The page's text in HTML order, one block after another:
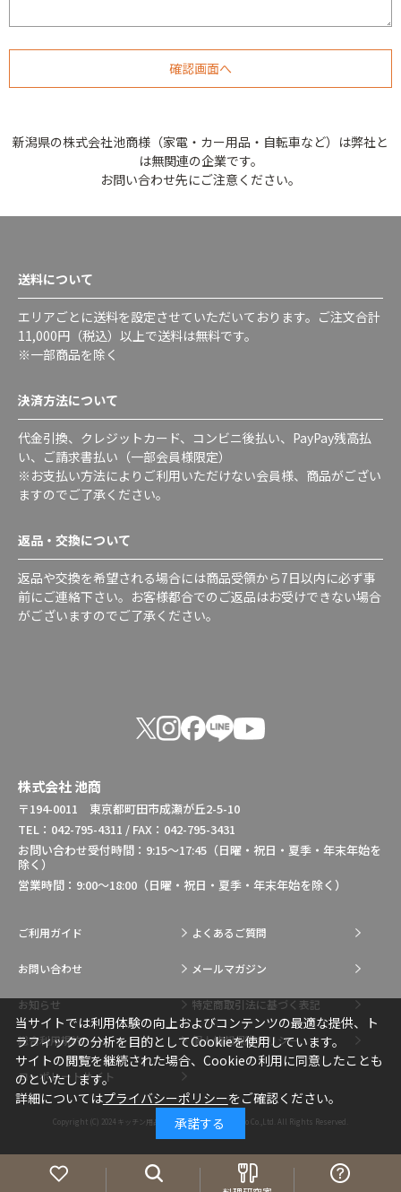
新潟県の株式会社池商様（家電・カー用品・自転車など）は弊社と
は無関連の企業です。
お問い合わせ先にご注意ください。
送料について
エリアごとに送料を設定させていただいております。ご注文合計
11,000円（税込）以上で送料は無料です。
※一部商品を除く
決済方法について
代金引換、クレジットカード、コンビニ後払い、PayPay残高払
い、ご請求書払い（一部会員様限定）
※お支払い方法によりご利用いただけない会員様、商品がござい
ますのでご了承ください。
返品・交換について
返品や交換を希望される場合には商品受領から7日以内に必ず事
前にご連絡下さい。お客様都合でのご返品はお受けできない場合
がございますのでご了承ください。
株式会社 池商
〒194-0011 東京都町田市成瀬が丘2-5-10
TEL：042-795-4311 / FAX：042-795-3431
お問い合わせ受付時間：9:15～17:45（日曜・祝日・夏季・年末年始を
除く）
営業時間：9:00～18:00（日曜・祝日・夏季・年末年始を除く）
ご利用ガイド よくあるご質問
お問い合わせ メールマガジン
お知らせ 特定商取引法に基づく表記
総合利用規約 個人情報保護ポリシー
コーポレートサイト
Copyright (C) 2024 キッチン用品・調理用品の通販はIkesho Co.,Ltd. All Rights Reserved.
当サイトでは利用体験の向上およびコンテンツの最適な提供、ト
ラフィックの分析を目的としてCookieを使用しています。
サイトの閲覧を継続された場合、Cookieの利用に同意したことも
のといたします。
詳細についてはプライバシーポリシーをご確認ください。
承諾する